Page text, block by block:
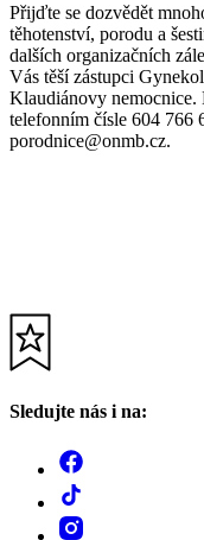
Přijďte se dozvědět
těhotenství, porodu a
dalších organizačních
Vás těší zástupci
Klaudiánovy nemocnice.
telefonním čísle 604 766
porodnice@onmb.cz.
Sledujte nás i na: